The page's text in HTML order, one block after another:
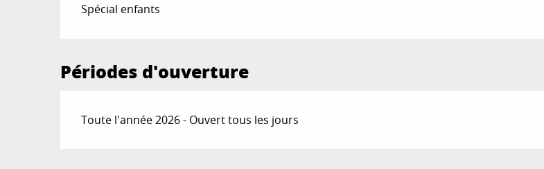
Spécial enfants
Périodes d'ouverture
Toute l'année 2026 - Ouvert tous les jours